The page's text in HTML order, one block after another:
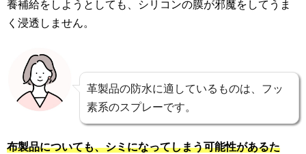
養補給をしようとしても、シリコンの膜が邪魔をしてうま
く浸透しません。
革製品の防水に適しているものは、フッ
素系のスプレーです。
布製品についても、シミになってしまう可能性があるた